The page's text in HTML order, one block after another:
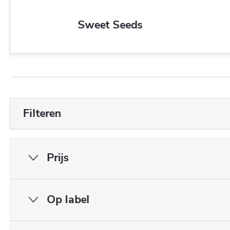
Sweet Seeds
Filteren
Prijs
Op label